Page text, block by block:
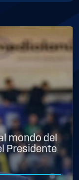
mondo del
Presidente